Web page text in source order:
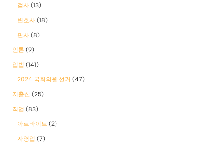
검사 (13)
변호사 (18)
판사 (8)
언론 (9)
입법 (141)
2024 국회의원 선거 (47)
저출산 (25)
직업 (83)
아르바이트 (2)
자영업 (7)